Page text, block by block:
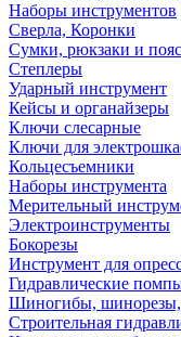
Наборы инструментов
Сверла, Коронки
Сумки, рюкзаки и
Степлеры
Ударный инструмент
Кейсы и органайзеры
Ключи слесарные
Ключи для
Кольцесъемники
Наборы инструмента
Мерительный
Электроинструменты
Бокорезы
Инструмент для
Гидравлические
Шиногибы,
Строительная